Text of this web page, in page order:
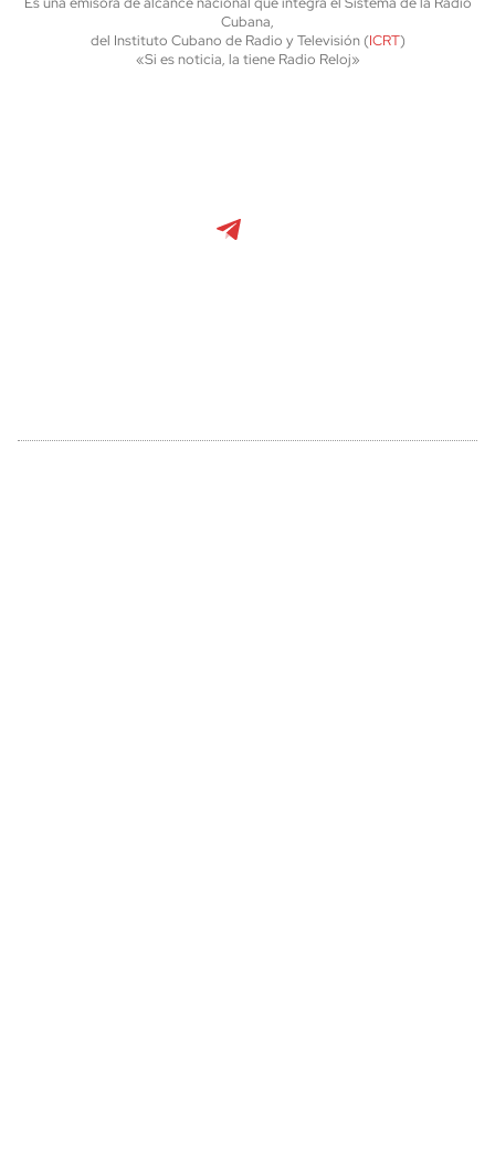
Cubana,
del Instituto Cubano de Radio y Televisión (ICRT)
«Si es noticia, la tiene Radio Reloj»